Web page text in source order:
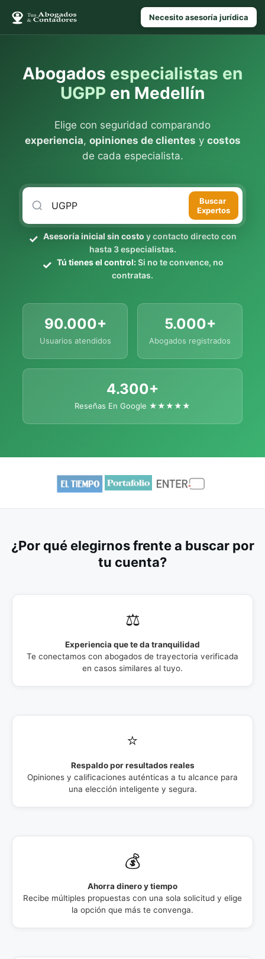
Necesito asesoría jurídica
Abogados especialistas en
UGPP en Medellín
Elige con seguridad comparando
experiencia, opiniones de clientes y costos
de cada especialista.
Buscar
Expertos
Asesoría inicial sin costo y contacto directo con
hasta 3 especialistas.
Tú tienes el control:Si no te convence, no
contratas.
90.000+
Usuarios atendidos
5.000+
Abogados registrados
4.300+
Reseñas En Google ★★★★★
¿Por qué elegirnos frente a buscar por
tu cuenta?
⚖️
Experiencia que te da tranquilidad
Te conectamos con abogados de trayectoria verificada
en casos similares al tuyo.
⭐
Respaldo por resultados reales
Opiniones y calificaciones auténticas a tu alcance para
una elección inteligente y segura.
💰
Ahorra dinero y tiempo
Recibe múltiples propuestas con una sola solicitud y elige
la opción que más te convenga.